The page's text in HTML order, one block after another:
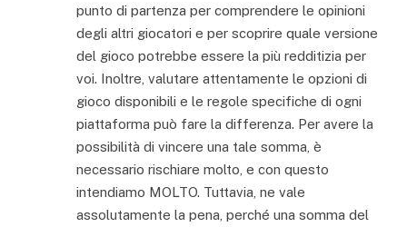
punto di partenza per comprendere le opinioni
degli altri giocatori e per scoprire quale versione
del gioco potrebbe essere la più redditizia per
voi. Inoltre, valutare attentamente le opzioni di
gioco disponibili e le regole specifiche di ogni
piattaforma può fare la differenza. Per avere la
possibilità di vincere una tale somma, è
necessario rischiare molto, e con questo
intendiamo MOLTO. Tuttavia, ne vale
assolutamente la pena, perché una somma del